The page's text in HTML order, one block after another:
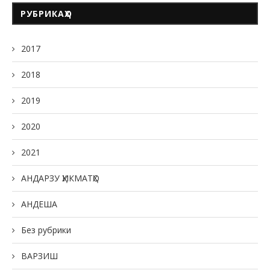
РУБРИКАҲО
2017
2018
2019
2020
2021
АНДАРЗУ ҲИКМАТҲО
АНДЕША
Без рубрики
ВАРЗИШ